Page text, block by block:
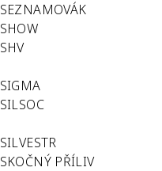
SEZNAMOVÁK
SHOW
SHV
SIGMA
SILSOC
SILVESTR
SKOČNÝ PŘÍLIV